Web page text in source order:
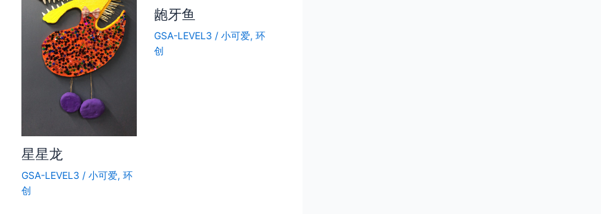
星星龙
GSA-LEVEL3 / 小可爱, 环
创
龅牙鱼
GSA-LEVEL3 / 小可爱, 环
创